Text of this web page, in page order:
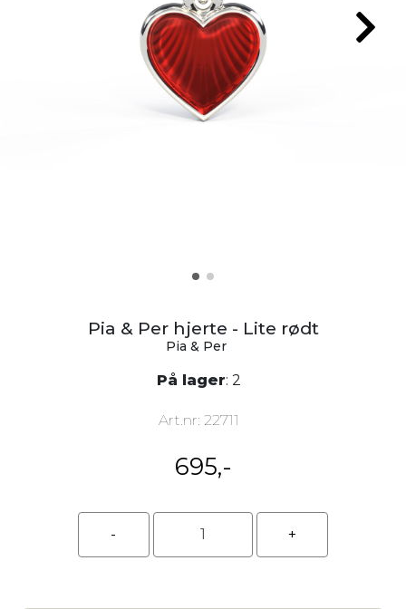
Pia & Per hjerte - Lite rødt
Pia & Per
På lager: 2
Art.nr: 22711
695,-